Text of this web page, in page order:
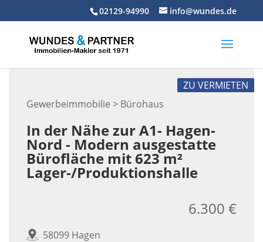
02129-94990 info@wundes.de
Gewerbeimmobilie > Bürohaus
ZU VERMIETEN
In der Nähe zur A1- Hagen-
Nord - Modern ausgestatte
Bürofläche mit 623 m²
Lager-/Produktionshalle
58099 Hagen
6.300 €